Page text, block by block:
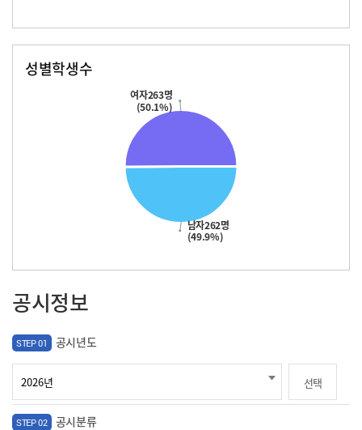
성별학생수
남자262명
(49.9%)
여자263명
(50.1%)
공시정보
STEP 01 공시년도
선택
STEP 02 공시분류